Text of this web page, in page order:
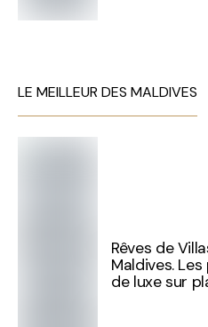
LE MEILLEUR DES MALDIVES
Rêves de
Maldives.
de luxe sur